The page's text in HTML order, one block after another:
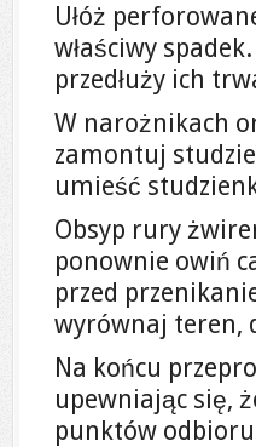
Ułóż
właściwy
przedłuży ich
W narożnikach
zamontuj
umieść
Obsyp rury
ponownie owiń
przed
wyrównaj teren,
Na końcu
upewniając się,
punktów